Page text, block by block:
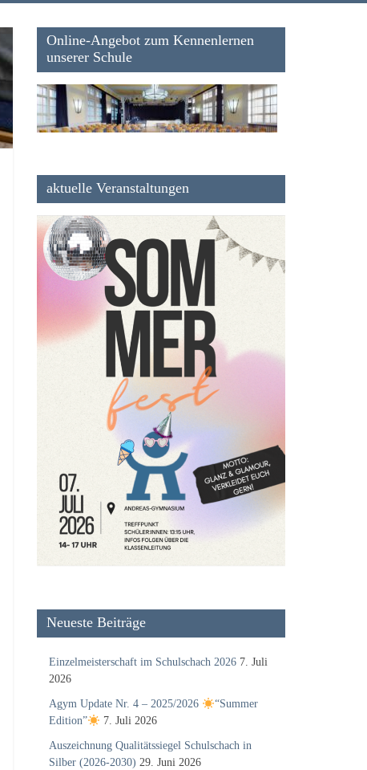
Online-Angebot zum Kennenlernen
unserer Schule
aktuelle Veranstaltungen
Neueste Beiträge
Einzelmeisterschaft im Schulschach 2026 7. Juli
2026
Agym Update Nr. 4 – 2025/2026
“Summer
Edition”
7. Juli 2026
Auszeichnung Qualitätssiegel Schulschach in
Silber (2026-2030) 29. Juni 2026